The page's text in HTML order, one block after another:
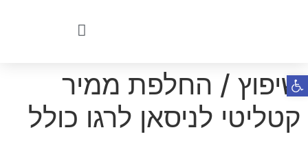
שיפוץ / החלפת ממיר
קטליטי לניסאן לרגו כולל
פתח סרגל נגישות